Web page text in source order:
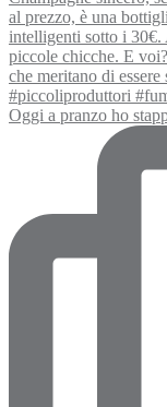
Oggi a pranzo ho